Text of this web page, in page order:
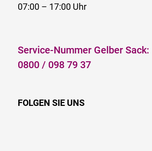
07:00 – 17:00 Uhr
Service-Nummer Gelber Sack:
0800 / 098 79 37
FOLGEN SIE UNS